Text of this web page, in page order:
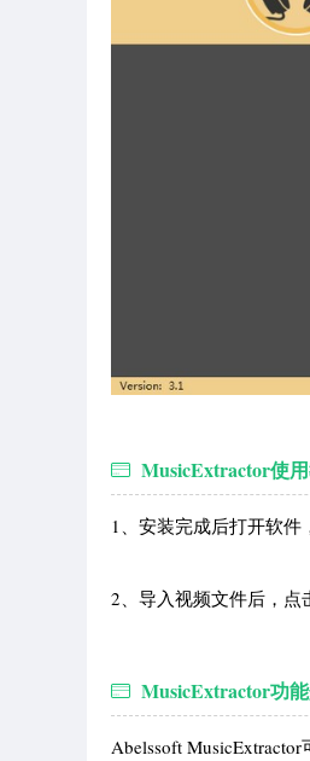
MusicExtractor使
1、安装完成后打开软件
2、导入视频文件后，点
MusicExtractor功
Abelssoft MusicExtractor